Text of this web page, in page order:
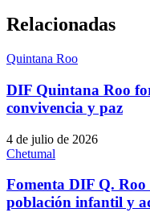
Relacionadas
Quintana Roo
DIF Quintana Roo
convivencia y paz
4 de julio de 2026
Chetumal
Fomenta DIF Q. Roo
población infantil y